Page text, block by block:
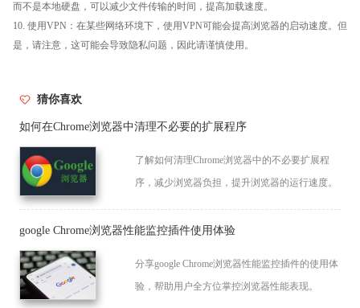
而不是本地硬盘，可以减少文件传输的时间，提高加载速度。
10. 使用VPN：在某些网络环境下，使用VPN可能会提高浏览器的启动速度。但
是，请注意，这可能会导致隐私问题，因此请谨慎使用。
猜你喜欢
如何在Chrome浏览器中清理不必要的扩展程序
了解如何清理Chrome浏览器中的不必要扩展程
序，减少浏览器负担，提升浏览器的运行速度。
google Chrome浏览器性能监控插件使用体验
分享google Chrome浏览器性能监控插件的使用体
验，帮助用户全方位掌控浏览器性能表现。